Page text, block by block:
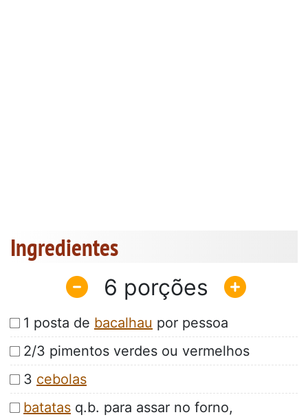
Ingredientes
6
1 posta de bacalhau por pessoa
2/3 pimentos verdes ou vermelhos
3 cebolas
batatas q.b. para assar no forno,